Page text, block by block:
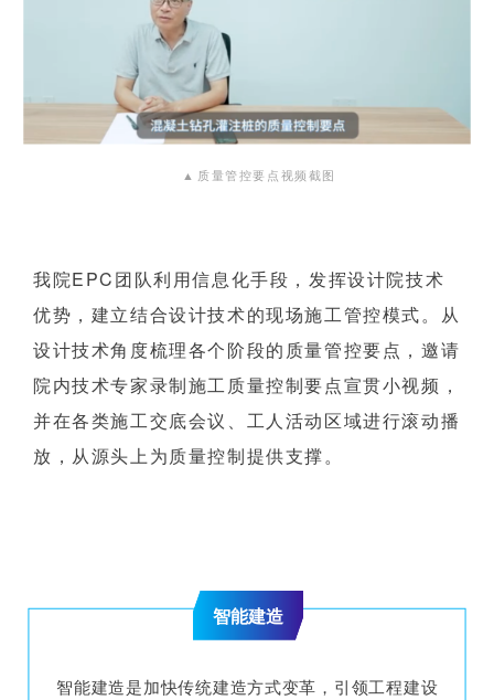
▲ 质量管控要 点视频截图
我院EPC团队利用信息化手段，发挥设计院技术
优势，建立结合设计技术的现场施工管控模式。从
设计技术角度梳理各个阶段的质量管控要点，邀请
院内技术专家录制施工质量控制要点宣贯小视频，
并在各类施工交底会议、工人活动区域进行滚动播
放，从源头上为质量控制提供支撑。
智能建造
智能建造是加快传统建造方式变革，引领工程建设